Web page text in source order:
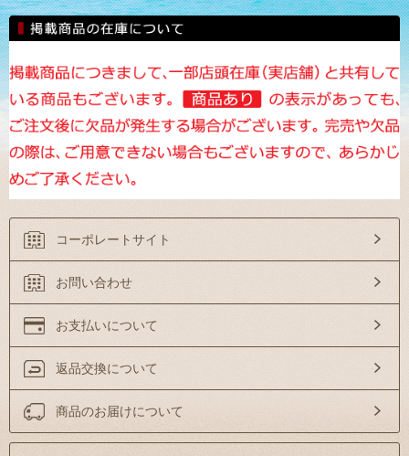
コーポレートサイト
お問い合わせ
お支払いについて
返品交換について
商品のお届けについて